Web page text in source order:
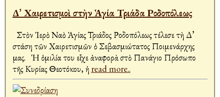
Δ’ Χαιρετισμοὶ στὴν Ἁγία Τριάδα Ροδοπόλεως
Στὸν Ἱερὸ Ναὸ Ἁγίας Τριάδος Ροδοπόλεως τέλεσε τὴ Δ’
στάση τῶν Χαιρετισμῶν ὁ Σεβασμιώτατος Ποιμενάρχης
μας. Ἡ ὁμιλία του εἶχε ἀναφορὰ στὸ Πανάγιο Πρόσωπο
τῆς Κυρίας Θεοτόκου, ἡ read more..